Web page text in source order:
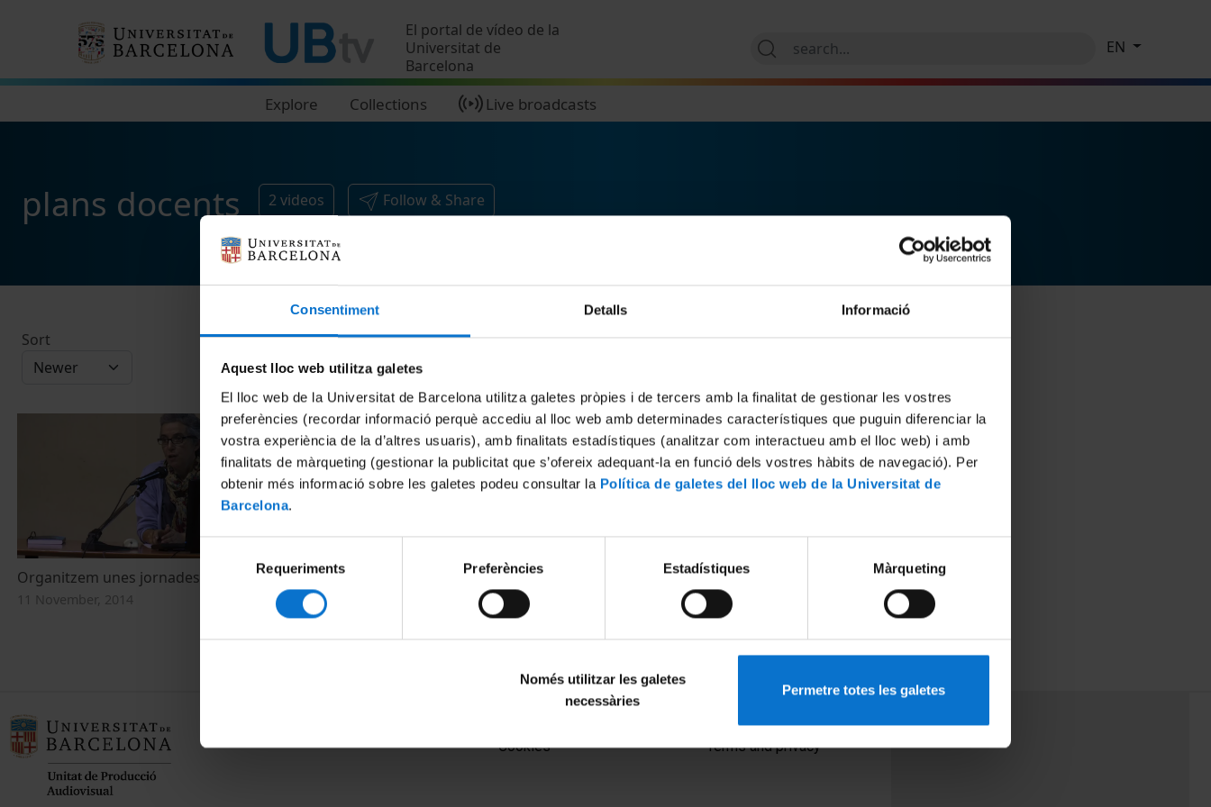
Consentiment Detalls Informació
Aquest lloc web utilitza galetes
El lloc web de la Universitat de Barcelona utilitza galetes pròpies i de tercers amb la finalitat de gestionar les vostres
preferències (recordar informació perquè accediu al lloc web amb determinades característiques que puguin diferenciar la
vostra experiència de la d’altres usuaris), amb finalitats estadístiques (analitzar com interactueu amb el lloc web) i amb
finalitats de màrqueting (gestionar la publicitat que s’ofereix adequant-la en funció dels vostres hàbits de navegació). Per
obtenir més informació sobre les galetes podeu consultar la Política de galetes del lloc web de la Universitat de
Barcelona.
consentiment
Requeriments Preferències Estadístiques Màrqueting
Només utilitzar les galetes
necessàries
Permetre totes les galetes
El portal de vídeo de la
Universitat de
Barcelona
Explore Collections Live broadcasts
EN
plans docents 2 videos Follow & Share
Sort
Organitzem unes jornades
11 November, 2014
Presentació assignatures del Grau en
Ciències Culinàries i Gastronòmiques
25 September, 2014
Cookies
Terms and privacy